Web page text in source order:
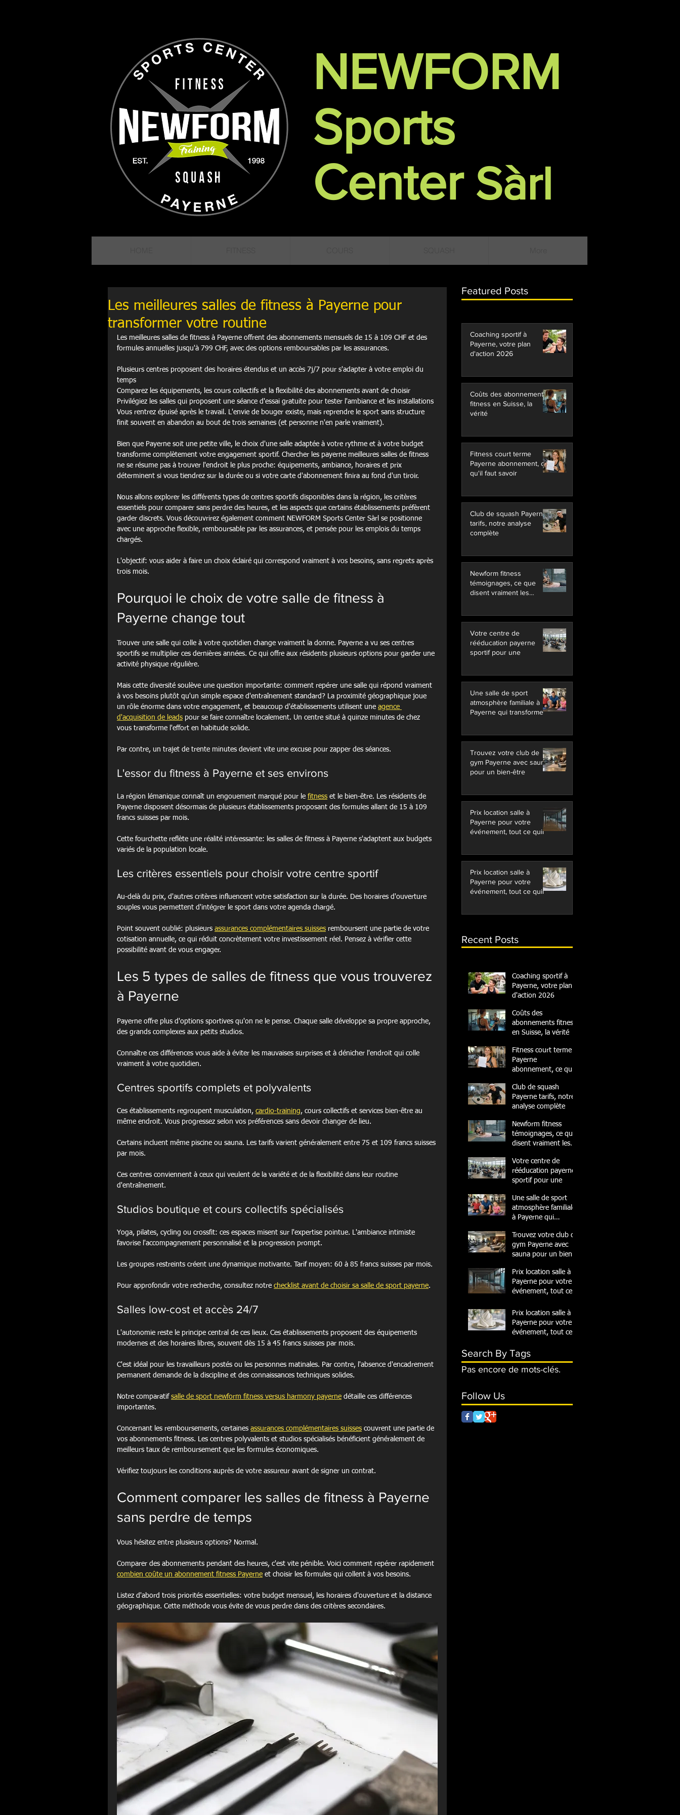
NEWFORM
Sports
CenterSàrl
Les meilleures salles de fitness à Payerne pour
transformer votre routine
Les meilleures salles de fitness à Payerne offrent des abonnements mensuels de 15 à 109 CHF et des
formules annuelles jusqu'à 799 CHF, avec des options remboursables par les assurances.
Plusieurs centres proposent des horaires étendus et un accès 7j/7 pour s'adapter à votre emploi du
temps
Comparez les équipements, les cours collectifs et la flexibilité des abonnements avant de choisir
Privilégiez les salles qui proposent une séance d'essai gratuite pour tester l'ambiance et les installations
Vous rentrez épuisé après le travail. L'envie de bouger existe, mais reprendre le sport sans structure
finit souvent en abandon au bout de trois semaines (et personne n'en parle vraiment).
Bien que Payerne soit une petite ville, le choix d'une salle adaptée à votre rythme et à votre budget
transforme complètement votre engagement sportif. Chercher les payerne meilleures salles de fitness
ne se résume pas à trouver l'endroit le plus proche: équipements, ambiance, horaires et prix
déterminent si vous tiendrez sur la durée ou si votre carte d'abonnement finira au fond d'un tiroir.
Nous allons explorer les différents types de centres sportifs disponibles dans la région, les critères
essentiels pour comparer sans perdre des heures, et les aspects que certains établissements préfèrent
garder discrets. Vous découvrirez également comment NEWFORM Sports Center Sàrl se positionne
avec une approche flexible, remboursable par les assurances, et pensée pour les emplois du temps
chargés.
L'objectif: vous aider à faire un choix éclairé qui correspond vraiment à vos besoins, sans regrets après
trois mois.
Pourquoi le choix de votre salle de fitness à
Payerne change tout
Trouver une salle qui colle à votre quotidien change vraiment la donne. Payerne a vu ses centres
sportifs se multiplier ces dernières années. Ce qui offre aux résidents plusieurs options pour garder une
activité physique régulière.
Mais cette diversité soulève une question importante: comment repérer une salle qui répond vraiment
à vos besoins plutôt qu'un simple espace d'entraînement standard? La proximité géographique joue
un rôle énorme dans votre engagement, et beaucoup d'établissements utilisent une agence
d'acquisition de leads pour se faire connaître localement. Un centre situé à quinze minutes de chez
vous transforme l'effort en habitude solide.
Par contre, un trajet de trente minutes devient vite une excuse pour zapper des séances.
L'essor du fitness à Payerne et ses environs
La région lémanique connaît un engouement marqué pour le fitness et le bien-être. Les résidents de
Payerne disposent désormais de plusieurs établissements proposant des formules allant de 15 à 109
francs suisses par mois.
Cette fourchette reflète une réalité intéressante: les salles de fitness à Payerne s'adaptent aux budgets
variés de la population locale.
Les critères essentiels pour choisir votre centre sportif
Au-delà du prix, d'autres critères influencent votre satisfaction sur la durée. Des horaires d'ouverture
souples vous permettent d'intégrer le sport dans votre agenda chargé.
Point souvent oublié: plusieurs assurances complémentaires suisses remboursent une partie de votre
cotisation annuelle, ce qui réduit concrètement votre investissement réel. Pensez à vérifier cette
possibilité avant de vous engager.
Les 5 types de salles de fitness que vous trouverez
à Payerne
Payerne offre plus d'options sportives qu'on ne le pense. Chaque salle développe sa propre approche,
des grands complexes aux petits studios.
Connaître ces différences vous aide à éviter les mauvaises surprises et à dénicher l'endroit qui colle
vraiment à votre quotidien.
Centres sportifs complets et polyvalents
Ces établissements regroupent musculation, cardio-training, cours collectifs et services bien-être au
même endroit. Vous progressez selon vos préférences sans devoir changer de lieu.
Certains incluent même piscine ou sauna. Les tarifs varient généralement entre 75 et 109 francs suisses
par mois.
Ces centres conviennent à ceux qui veulent de la variété et de la flexibilité dans leur routine
d'entraînement.
Studios boutique et cours collectifs spécialisés
Yoga, pilates, cycling ou crossfit: ces espaces misent sur l'expertise pointue. L'ambiance intimiste
favorise l'accompagnement personnalisé et la progression prompt.
Les groupes restreints créent une dynamique motivante. Tarif moyen: 60 à 85 francs suisses par mois.
Pour approfondir votre recherche, consultez notre checklist avant de choisir sa salle de sport payerne.
Salles low-cost et accès 24/7
L'autonomie reste le principe central de ces lieux. Ces établissements proposent des équipements
modernes et des horaires libres, souvent dès 15 à 45 francs suisses par mois.
C'est idéal pour les travailleurs postés ou les personnes matinales. Par contre, l'absence d'encadrement
permanent demande de la discipline et des connaissances techniques solides.
Notre comparatif salle de sport newform fitness versus harmony payerne détaille ces différences
importantes.
Concernant les remboursements, certaines assurances complémentaires suisses couvrent une partie de
vos abonnements fitness. Les centres polyvalents et studios spécialisés bénéficient généralement de
meilleurs taux de remboursement que les formules économiques.
Vérifiez toujours les conditions auprès de votre assureur avant de signer un contrat.
Comment comparer les salles de fitness à Payerne
sans perdre de temps
Vous hésitez entre plusieurs options? Normal.
Comparer des abonnements pendant des heures, c'est vite pénible. Voici comment repérer rapidement
combien coûte un abonnement fitness Payerne et choisir les formules qui collent à vos besoins.
Listez d'abord trois priorités essentielles: votre budget mensuel, les horaires d'ouverture et la distance
géographique. Cette méthode vous évite de vous perdre dans des critères secondaires.
Featured Posts
Coaching sportif à
Payerne, votre plan
d'action 2026
Coûts des abonnements
fitness en Suisse, la
vérité
Fitness court terme
Payerne abonnement, ce
qu'il faut savoir
Club de squash Payerne
tarifs, notre analyse
complète
Newform fitness
témoignages, ce que
disent vraiment les
Votre centre de
rééducation payerne
sportif pour une
Une salle de sport
atmosphère familiale à
Payerne qui transforme
Trouvez votre club de
gym Payerne avec sauna
pour un bien-être
Prix location salle à
Payerne pour votre
événement, tout ce quil
Prix location salle à
Payerne pour votre
événement, tout ce quil
Recent Posts
Coaching sportif à
Payerne, votre plan
d'action 2026
Coûts des
abonnements fitness
en Suisse, la vérité
Fitness court terme
Payerne
abonnement, ce qu'il
Club de squash
Payerne tarifs, notre
analyse complète
Newform fitness
témoignages, ce que
disent vraiment les
Votre centre de
rééducation payerne
sportif pour une
Une salle de sport
atmosphère familiale
à Payerne qui
Trouvez votre club de
gym Payerne avec
sauna pour un bien-
Prix location salle à
Payerne pour votre
événement, tout ce
Prix location salle à
Payerne pour votre
événement, tout ce
Search By Tags
Pas encore de mots-clés.
Follow Us